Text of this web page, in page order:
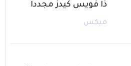
ذا فويس كيدز مجدداً
ميكس